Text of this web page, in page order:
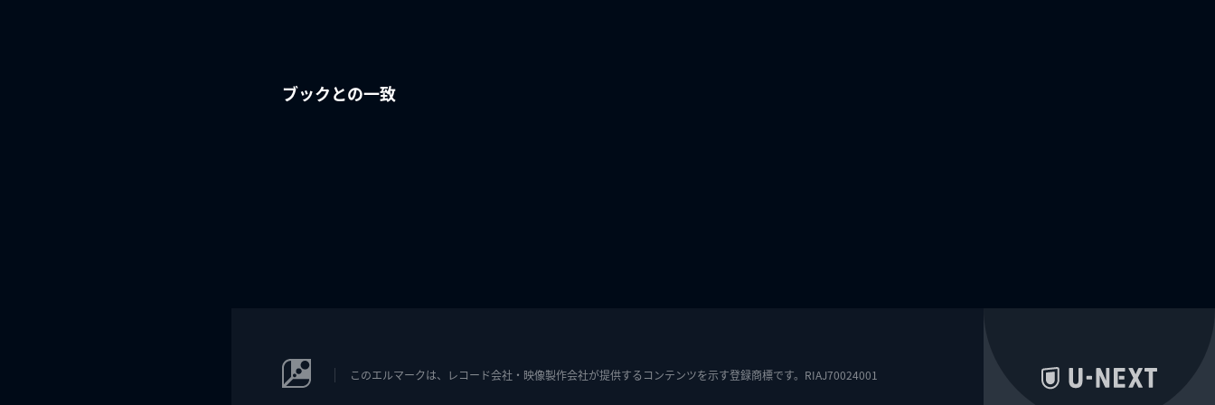
ブックとの一致
このエルマークは、レコード会社・映像製作会社が提供するコンテンツを示す登録商標です。RIAJ70024001